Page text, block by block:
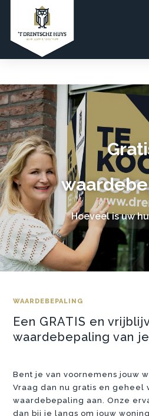
Hoeveel is uw
WAARDEBEPALING
Een GRATIS en
waardebepaling van
Bent je van voornemens jouw
Vraag dan nu gratis en geheel
waardebepaling aan. Onze
dan bij je langs om jouw